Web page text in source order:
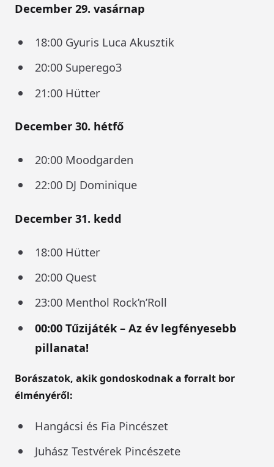
December 29. vasárnap
18:00 Gyuris Luca Akusztik
20:00 Superego3
21:00 Hütter
December 30. hétfő
20:00 Moodgarden
22:00 DJ Dominique
December 31. kedd
18:00 Hütter
20:00 Quest
23:00 Menthol Rock’n’Roll
00:00 Tűzijáték – Az év legfényesebb
pillanata!
Borászatok, akik gondoskodnak a forralt bor
élményéről:
Hangácsi és Fia Pincészet
Juhász Testvérek Pincészete